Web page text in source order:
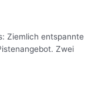
Ziemlich entspannte
Zwei